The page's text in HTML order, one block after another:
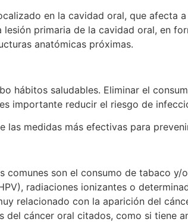
en la cavidad oral, que afecta
primaria de la cavidad oral, en
anatómicas próximas.
hábitos saludables. Eliminar el
importante reducir el riesgo de
las medidas más efectivas para
son el consumo de tabaco y/
radiaciones ionizantes o
relacionado con la aparición del
cáncer oral citados, como si tiene